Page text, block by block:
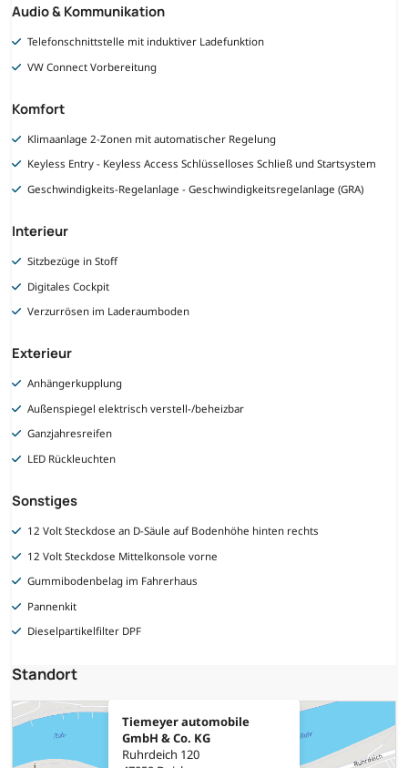
Audio & Kommunikation
Telefonschnittstelle mit induktiver Ladefunktion
VW Connect Vorbereitung
Komfort
Klimaanlage 2-Zonen mit automatischer Regelung
Keyless Entry - Keyless Access Schlüsselloses Schließ und Startsystem
Geschwindigkeits-Regelanlage - Geschwindigkeitsregelanlage (GRA)
Interieur
Sitzbezüge in Stoff
Digitales Cockpit
Verzurrösen im Laderaumboden
Exterieur
Anhängerkupplung
Außenspiegel elektrisch verstell-/beheizbar
Ganzjahresreifen
LED Rückleuchten
Sonstiges
12 Volt Steckdose an D-Säule auf Bodenhöhe hinten rechts
12 Volt Steckdose Mittelkonsole vorne
Gummibodenbelag im Fahrerhaus
Pannenkit
Dieselpartikelfilter DPF
Standort
Tiemeyer automobile
GmbH & Co. KG
Ruhrdeich 120